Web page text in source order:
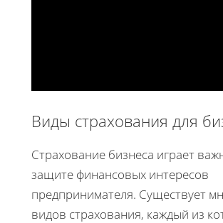
Виды страхования для
Страхование бизнеса играет
защите финансовых интересов
предпринимателя. Существует
видов страхования, каждый из